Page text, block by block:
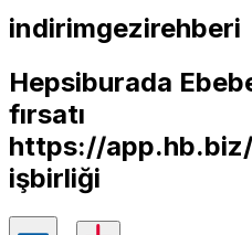
indirimgezirehberi
Hepsiburada
fırsatı
https://
işbirliği